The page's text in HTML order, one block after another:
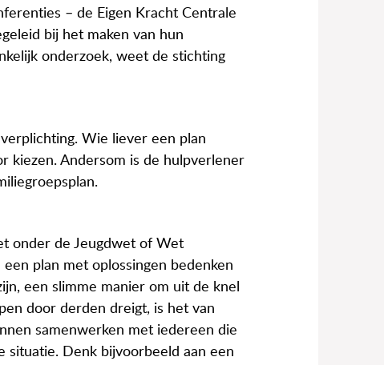
– de Eigen Kracht Centrale
bij het maken van hun
onderzoek, weet de stichting
Wie liever een plan
kiezen. Andersom is de hulpverlener
onder de Jeugdwet of Wet
plan met oplossingen bedenken
een slimme manier om uit de knel
door derden dreigt, is het van
samenwerken met iedereen die
situatie. Denk bijvoorbeeld aan een